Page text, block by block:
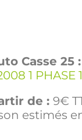
Casse 25 :
1 PHASE 1
de : 9€
estimés